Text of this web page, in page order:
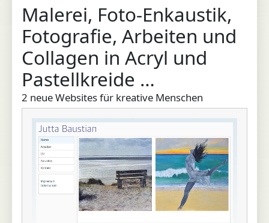
Malerei, Foto-Enkaustik,
Fotografie, Arbeiten und
Collagen in Acryl und
Pastellkreide …
2 neue Websites für kreative Menschen